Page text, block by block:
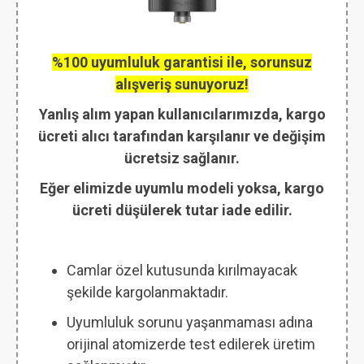
%100 uyumluluk garantisi ile, sorunsuz
alışveriş sunuyoruz!
Yanlış alım yapan kullanıcılarımızda, kargo
ücreti alıcı tarafından karşılanır ve değişim
ücretsiz sağlanır.
Eğer elimizde uyumlu modeli yoksa, kargo
ücreti düşülerek tutar iade edilir.
Camlar özel kutusunda kırılmayacak
şekilde kargolanmaktadır.
Uyumluluk sorunu yaşanmaması adına
orijinal atomizerde test edilerek üretim